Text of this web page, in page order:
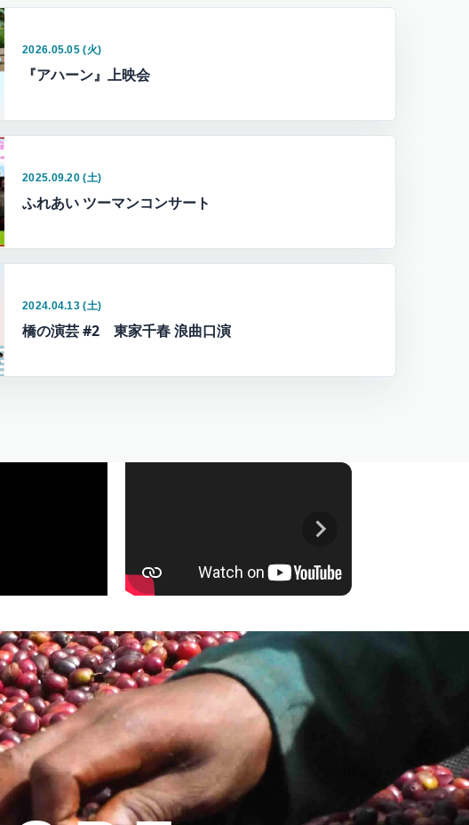
2026.05.05 (火)
『アハーン』上映会
2025.09.20 (土)
ふれあい ツーマンコンサート
2024.04.13 (土)
橋の演芸 #2 東家千春 浪曲口演